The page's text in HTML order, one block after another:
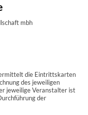
mbh
die Eintrittskarten
des jeweiligen
jeweilige Veranstalter ist
der